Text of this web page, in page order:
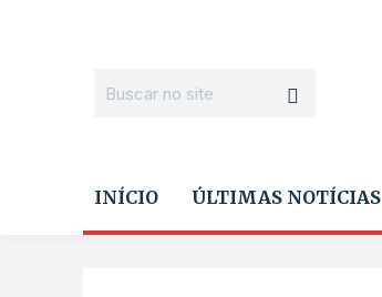
INÍCIO ÚLTIMAS NOTÍCIAS